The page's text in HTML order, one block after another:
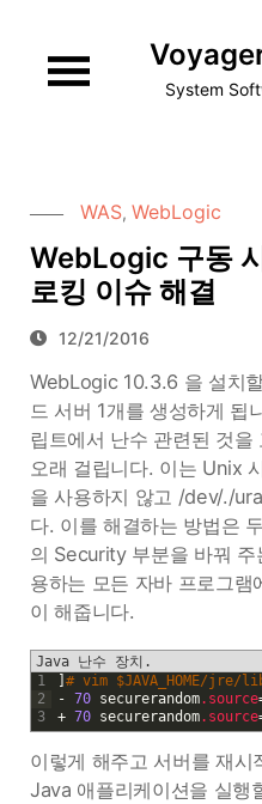
content
System
WAS, WebLogic
WebLogic 구동
로킹 이슈 해결
12/21/2016
WebLogic 10.3.6 을 설치
드 서버 1개를 생성하게 됩
립트에서 난수 관련된 것
오래 걸립니다. 이는 Unix
을 사용하지 않고 /dev/./
다. 이를 해결하는 방법은
의 Security 부분을 바꿔
용하는 모든 자바 프로그
이 해줍니다.
Java 난수 장치.
1
2
3
# vim $JAVA_HOME/
- 70 securerandom.source
+ 70 securerandom.source
이렇게 해주고 서버를 재
Java 애플리케이션을 실